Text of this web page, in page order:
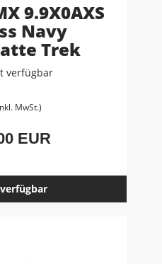
9.9X0AXS
Navy
Trek
verfügbar
MwSt.)
EUR